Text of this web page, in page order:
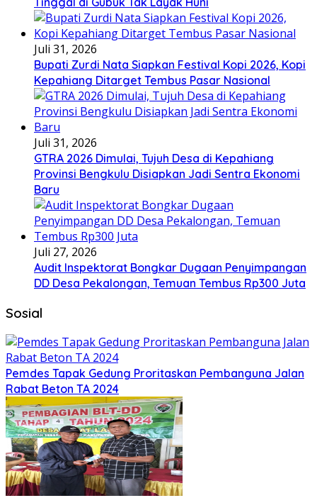
Juli 31, 2026
Bupati Zurdi Nata Siapkan Festival Kopi 2026, Kopi
Kepahiang Ditarget Tembus Pasar Nasional
Juli 31, 2026
GTRA 2026 Dimulai, Tujuh Desa di Kepahiang
Provinsi Bengkulu Disiapkan Jadi Sentra Ekonomi
Baru
Juli 27, 2026
Audit Inspektorat Bongkar Dugaan Penyimpangan
DD Desa Pekalongan, Temuan Tembus Rp300 Juta
Sosial
Pemdes Tapak Gedung Proritaskan Pembanguna Jalan
Rabat Beton TA 2024